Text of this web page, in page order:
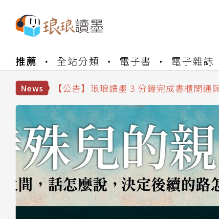
推薦 全站分類 電子書 電子雜誌
News
【公告】琅琅讀墨數位閱讀資產合併與
【公告】琅琅讀墨書櫃開通常見問題
【公告】琅琅書店服務升級重要說明及
【公告】琅琅讀墨數位閱讀資產合併與